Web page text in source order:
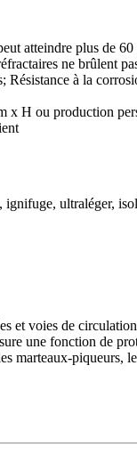
atteindre plus de
ne brûlent
Résistance à la
x H ou production
ultraléger,
et voies de
une fonction de
marteaux-piqueurs,